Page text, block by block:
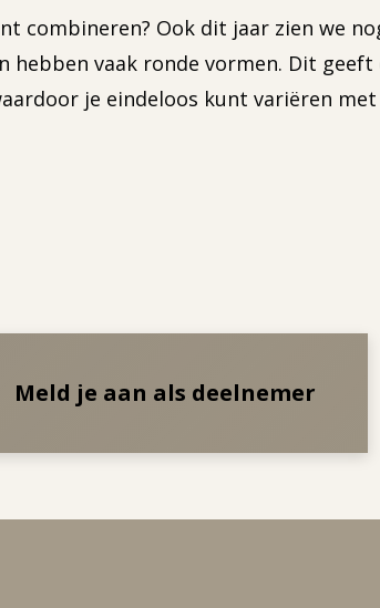
combineren? Ook dit jaar zien we
hebben vaak ronde vormen. Dit
je eindeloos kunt variëren
Meld je aan als deelnemer